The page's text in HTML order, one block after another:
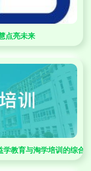
点亮未来
教育与淘学培训的综合